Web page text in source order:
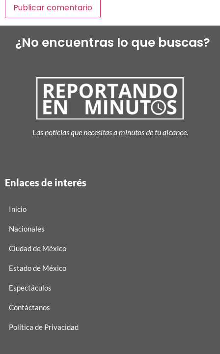
¿No encuentras lo que buscas?
Las noticias que necesitas a minutos de tu alcance.
Enlaces de interés
Inicio
Nacionales
Ciudad de México
Estado de México
Espectáculos
Contáctanos
Política de Privacidad